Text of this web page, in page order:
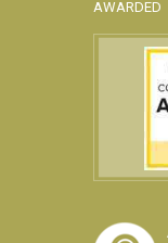
AWARDED